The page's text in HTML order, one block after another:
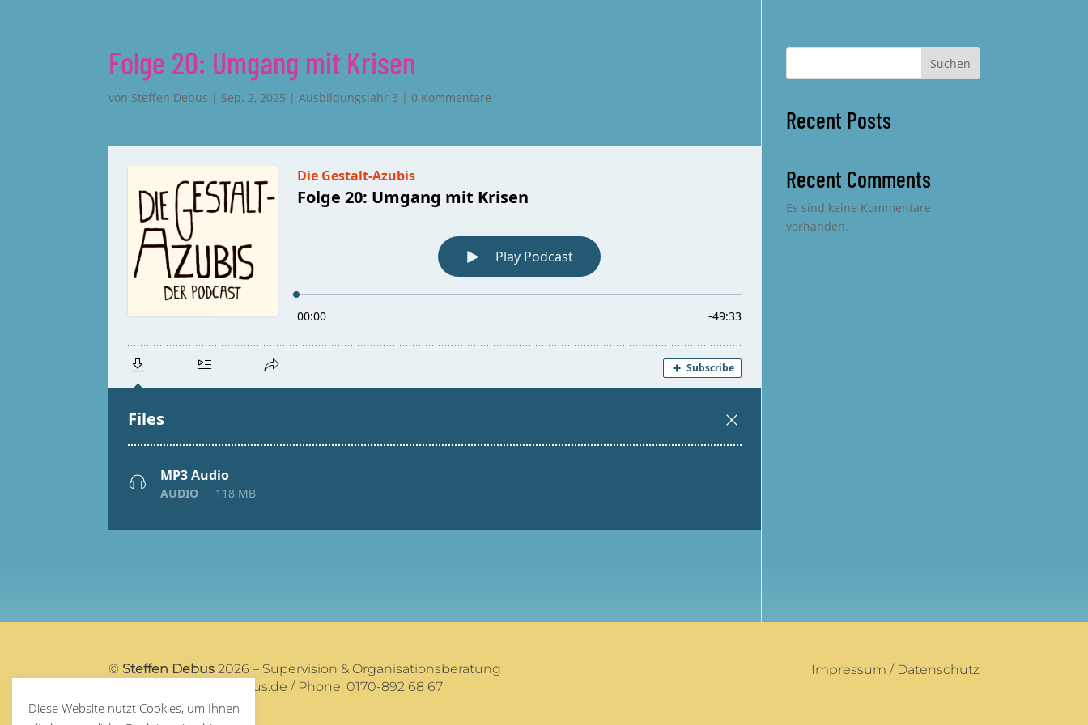
Folge 20: Umgang mit Krisen
von Steffen Debus | Sep. 2, 2025 |Ausbildungsjahr 3 |0 Kommentare
Suchen
Recent Posts
Recent Comments
Es sind keine Kommentare
vorhanden.
© Steffen Debus 2026 – Supervision & Organisationsberatung
post@steffendebus.de / Phone: 0170-892 68 67
Impressum / Datenschutz
Diese Website nutzt Cookies, um Ihnen